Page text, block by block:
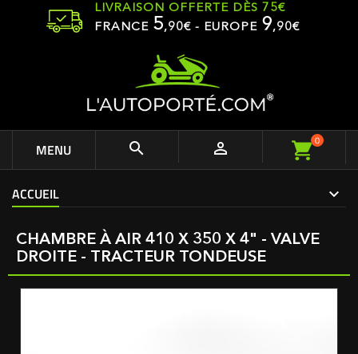
LIVRAISON OFFERTE DÈS 75€
FRANCE 5,90€ - EUROPE 9,90€
MENU   0
ACCUEIL
CHAMBRE À AIR 410 X 350 X 4" - VALVE
DROITE - TRACTEUR TONDEUSE